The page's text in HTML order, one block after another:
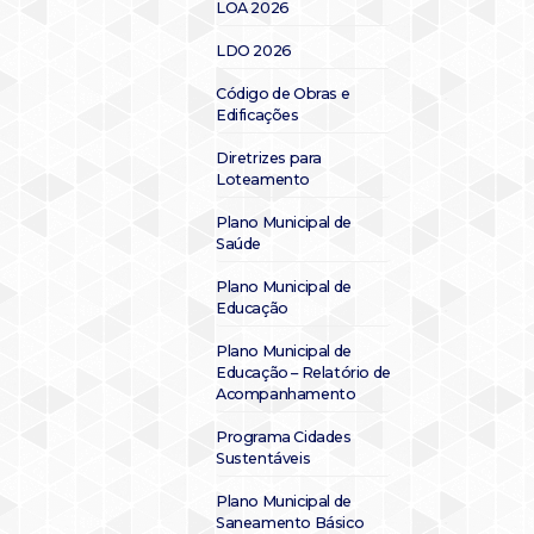
LOA 2026
LDO 2026
Código de Obras e
Edificações
Diretrizes para
Loteamento
Plano Municipal de
Saúde
Plano Municipal de
Educação
Plano Municipal de
Educação – Relatório de
Acompanhamento
Programa Cidades
Sustentáveis
Plano Municipal de
Saneamento Básico